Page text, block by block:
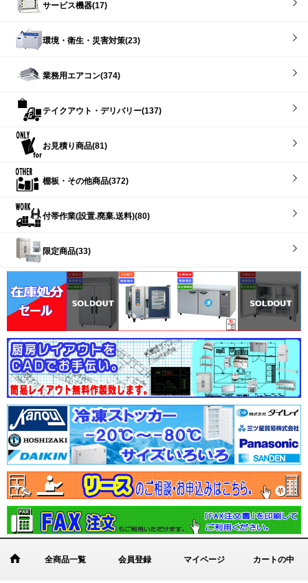
サービス機器(17)
環境・衛生・災害対策(23)
業務用エアコン(374)
テイクアウト・デリバリー(137)
お見積り商品(81)
棚板・その他商品(372)
付帯作業(設置.廃棄.送料)(80)
限定商品(33)
全商品一覧 会員登録 マイページ カートの中